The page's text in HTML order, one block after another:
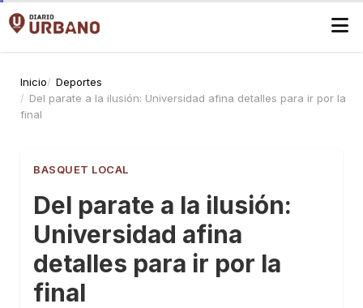
Inicio
Deportes
Del parate a la ilusión: Universidad afina detalles para ir por la
final
BASQUET LOCAL
Del parate a la ilusión:
Universidad afina
detalles para ir por la
final